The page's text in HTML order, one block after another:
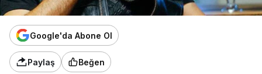
Google'da Abone Ol
Paylaş Beğen